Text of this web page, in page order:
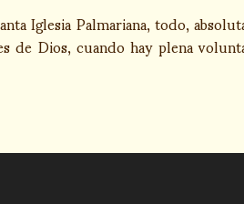
Iglesia Palmariana, todo,
Dios, cuando hay plena